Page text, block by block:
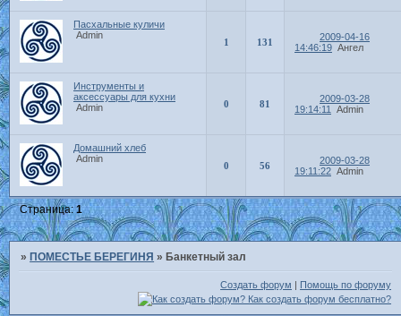
Пасхальные куличи
Admin
1 131
2009-04-16
14:46:19 Ангел
Инструменты и
аксессуары для кухни
Admin
0 81
2009-03-28
19:14:11
Admin
Домашний хлеб
Admin
0 56
2009-03-28
19:11:22 Admin
Страница:1
» ПОМЕСТЬЕ БЕРЕГИНЯ » Банкетный зал
Создать форум Помощь по форуму